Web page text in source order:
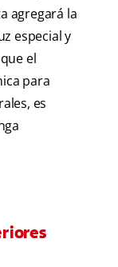
agregará la
especial y
el
para
es